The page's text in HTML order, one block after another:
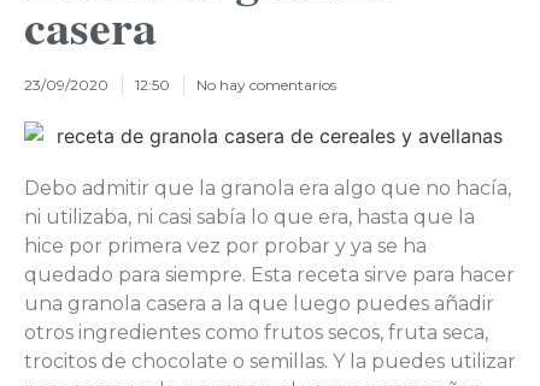
casera
23/09/2020 12:50 No hay comentarios
Debo admitir que la granola era algo que no hacía,
ni utilizaba, ni casi sabía lo que era, hasta que la
hice por primera vez por probar y ya se ha
quedado para siempre. Esta receta sirve para hacer
una granola casera a la que luego puedes añadir
otros ingredientes como frutos secos, fruta seca,
trocitos de chocolate o semillas. Y la puedes utilizar